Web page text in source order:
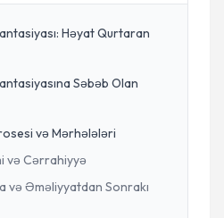
Həyat Qurtaran
Səbəb Olan
və Mərhələləri
və Cərrahiyyə
və Əməliyyatdan Sonrakı